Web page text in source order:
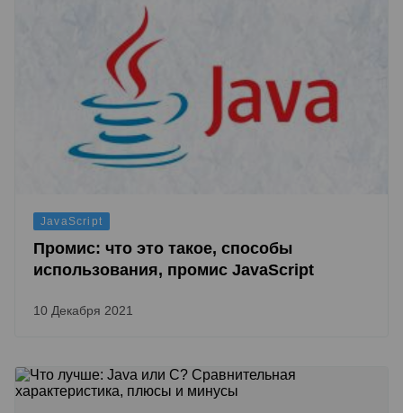
JavaScript
Промис: что это такое, способы
использования, промис JavaScript
10 Декабря 2021